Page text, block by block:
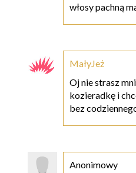
włosy pachną
MałyJeż
Oj nie strasz
kozieradkę i
bez
Anonimowy